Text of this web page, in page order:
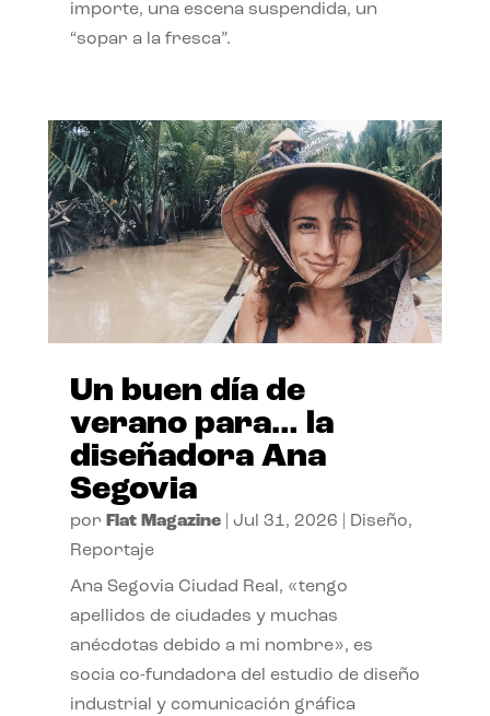
importe, una escena suspendida, un
“sopar a la fresca”.
Un buen día de
verano para… la
diseñadora Ana
Segovia
por Flat Magazine| Jul 31, 2026 Diseño,
Reportaje
Ana Segovia Ciudad Real, «tengo
apellidos de ciudades y muchas
anécdotas debido a mi nombre», es
socia co-fundadora del estudio de diseño
industrial y comunicación gráfica